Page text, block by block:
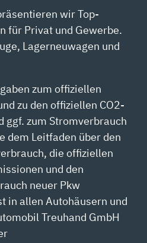
wir Top-
für Privat und Gewerbe.
Lagerneuwagen und
zum offiziellen
zu den offiziellen CO2-
ggf. zum Stromverbrauch
dem Leitfaden über den
die offiziellen
und den
neuer Pkw
in allen Autohäusern und
Treuhand GmbH